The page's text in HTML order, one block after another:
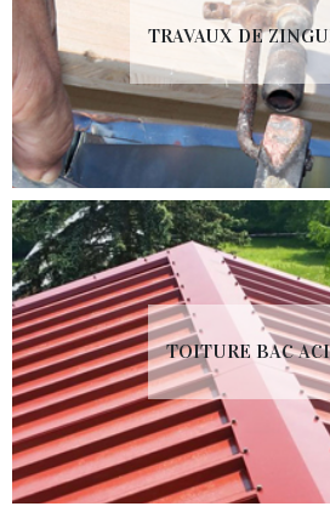
TRAVAUX DE
TOITURE BAC